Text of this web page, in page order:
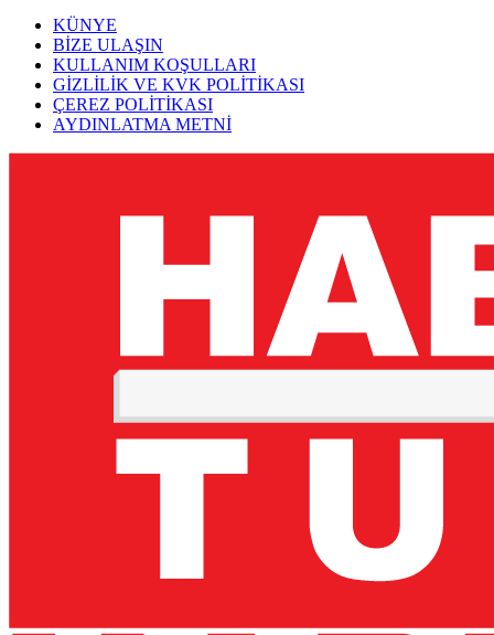
KÜNYE
BİZE ULAŞIN
KULLANIM KOŞULLARI
GİZLİLİK VE KVK POLİTİKASI
ÇEREZ POLİTİKASI
AYDINLATMA METNİ